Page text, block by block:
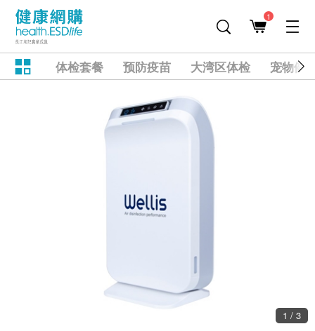
1
体检套餐 预防疫苗 大湾区体检 宠物健
1 / 3